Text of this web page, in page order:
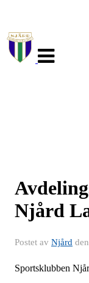
navigasjon
Njård
Postet av Njård den
Sportsklubben